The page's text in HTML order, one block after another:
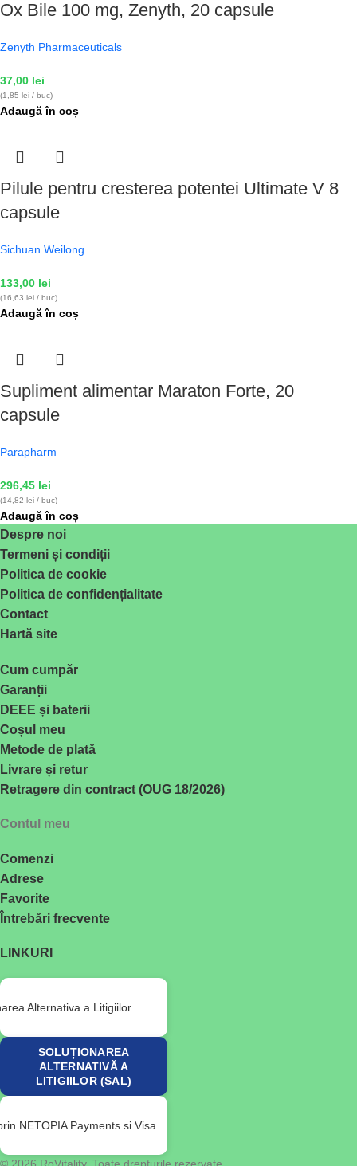
Ox Bile 100 mg, Zenyth, 20 capsule
Zenyth Pharmaceuticals
37,00 lei
(1,85 lei / buc)
Adaugă în coș
Pilule pentru cresterea potentei Ultimate V 8
capsule
Sichuan Weilong
133,00 lei
(16,63 lei / buc)
Adaugă în coș
Supliment alimentar Maraton Forte, 20
capsule
Parapharm
296,45 lei
(14,82 lei / buc)
Adaugă în coș
Despre noi
Termeni și condiții
Politica de cookie
Politica de confidențialitate
Contact
Hartă site
Cum cumpăr
Garanții
DEEE și baterii
Coșul meu
Metode de plată
Livrare și retur
Retragere din contract (OUG 18/2026)
Contul meu
Comenzi
Adrese
Favorite
Întrebări frecvente
LINKURI
SOLUȚIONAREA
ALTERNATIVĂ A
LITIGIILOR (SAL)